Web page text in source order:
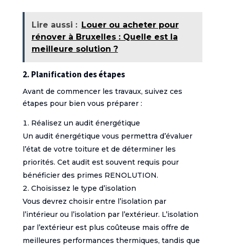
Lire aussi : Louer ou acheter pour
rénover à Bruxelles : Quelle est la
meilleure solution ?
2. Planification des étapes
Avant de commencer les travaux, suivez ces
étapes pour bien vous préparer :
Réalisez un audit énergétique
Un audit énergétique vous permettra d’évaluer
l’état de votre toiture et de déterminer les
priorités. Cet audit est souvent requis pour
bénéficier des primes RENOLUTION.
Choisissez le type d’isolation
Vous devrez choisir entre l’isolation par
l’intérieur ou l’isolation par l’extérieur. L’isolation
par l’extérieur est plus coûteuse mais offre de
meilleures performances thermiques, tandis que